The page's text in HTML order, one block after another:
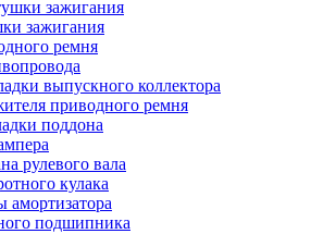
зажигания
зажигания
ремня
выпускного коллектора
приводного ремня
поддона
рулевого вала
кулака
амортизатора
подшипника